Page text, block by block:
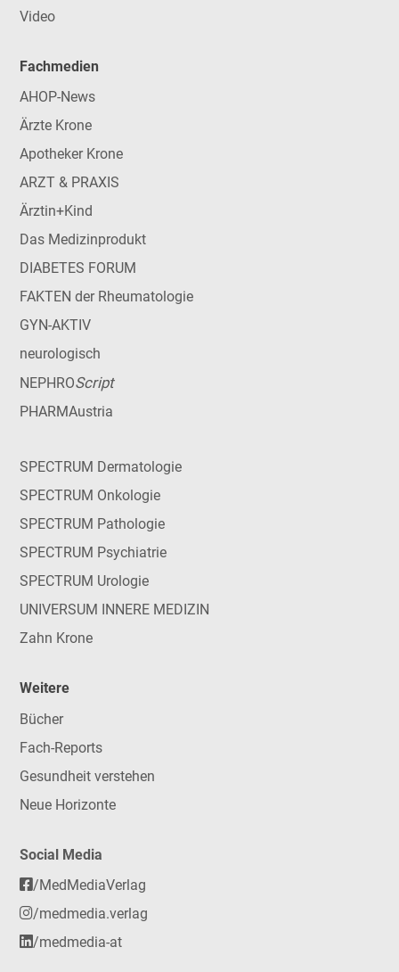
Video
Fachmedien
AHOP-News
Ärzte Krone
Apotheker Krone
ARZT & PRAXIS
Ärztin+Kind
Das Medizinprodukt
DIABETES FORUM
FAKTEN der Rheumatologie
GYN-AKTIV
neurologisch
NEPHROScript
PHARMAustria
SPECTRUM Dermatologie
SPECTRUM Onkologie
SPECTRUM Pathologie
SPECTRUM Psychiatrie
SPECTRUM Urologie
UNIVERSUM INNERE MEDIZIN
Zahn Krone
Weitere
Bücher
Fach-Reports
Gesundheit verstehen
Neue Horizonte
Social Media
/MedMediaVerlag
/medmedia.verlag
/medmedia-at